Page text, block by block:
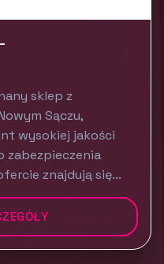
sklep z
Sączu,
wysokiej jakości
zabezpieczenia
znajdują się...